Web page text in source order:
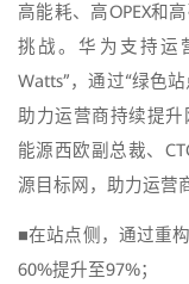
高能耗、高OPEX和
挑战。华为支持运
Watts”，通过“绿色
助力运营商持续提
能源西欧副总裁、
源目标网，助力运营
■在站点侧，通过重
60%提升至97%；